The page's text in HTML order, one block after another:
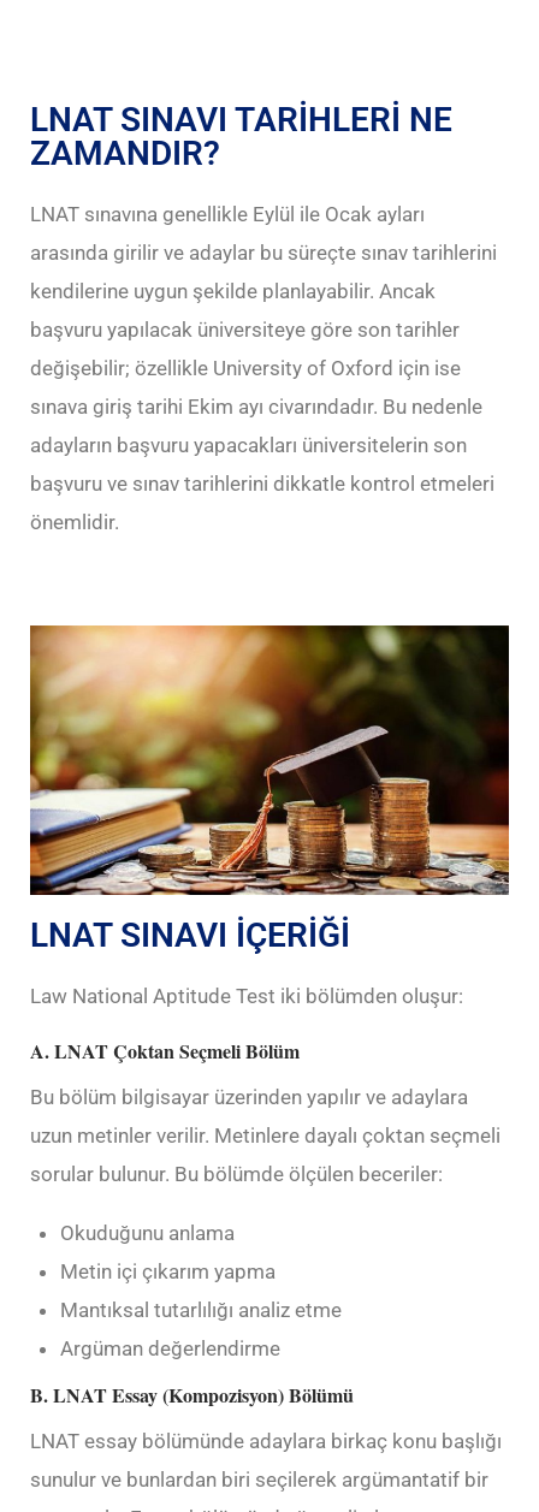
LNAT SINAVI TARİHLERİ NE
ZAMANDIR?
LNAT sınavına genellikle Eylül ile Ocak ayları
arasında girilir ve adaylar bu süreçte sınav tarihlerini
kendilerine uygun şekilde planlayabilir. Ancak
başvuru yapılacak üniversiteye göre son tarihler
değişebilir; özellikle University of Oxford için ise
sınava giriş tarihi Ekim ayı civarındadır. Bu nedenle
adayların başvuru yapacakları üniversitelerin son
başvuru ve sınav tarihlerini dikkatle kontrol etmeleri
önemlidir.
LNAT SINAVI İÇERİĞİ
Law National Aptitude Test iki bölümden oluşur:
A. LNAT Çoktan Seçmeli Bölüm
Bu bölüm bilgisayar üzerinden yapılır ve adaylara
uzun metinler verilir. Metinlere dayalı çoktan seçmeli
sorular bulunur. Bu bölümde ölçülen beceriler:
Okuduğunu anlama
Metin içi çıkarım yapma
Mantıksal tutarlılığı analiz etme
Argüman değerlendirme
B. LNAT Essay (Kompozisyon) Bölümü
LNAT essay bölümünde adaylara birkaç konu başlığı
sunulur ve bunlardan biri seçilerek argümantatif bir